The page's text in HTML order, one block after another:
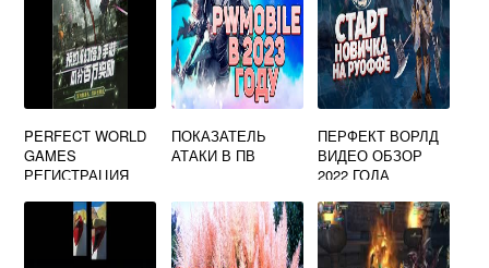
PERFECT WORLD
GAMES
РЕГИСТРАЦИЯ
FANTASY
ПОКАЗАТЕЛЬ
АТАКИ В ПВ
ПЕРФЕКТ ВОРЛД
ВИДЕО ОБЗОР
2022 ГОДА